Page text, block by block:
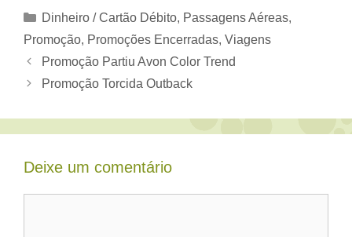
Categorias
Dinheiro / Cartão Débito, Passagens Aéreas,
Promoção, Promoções Encerradas, Viagens
Promoção Partiu Avon Color Trend
Promoção Torcida Outback
Deixe um comentário